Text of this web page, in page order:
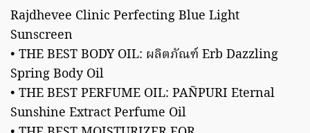
Rajdhevee Clinic Perfecting Blue Light
Sunscreen
• THE BEST BODY OIL: ผลิตภัณฑ์ Erb Dazzling
Spring Body Oil
• THE BEST PERFUME OIL: PAÑPURI Eternal
Sunshine Extract Perfume Oil